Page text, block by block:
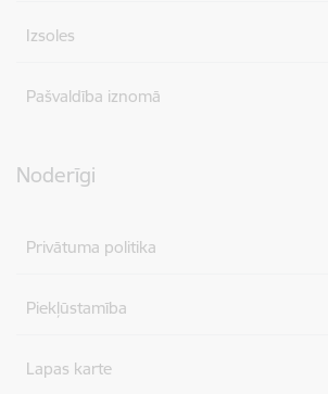
Izsoles
Pašvaldība iznomā
Noderīgi
Privātuma politika
Piekļūstamība
Lapas karte